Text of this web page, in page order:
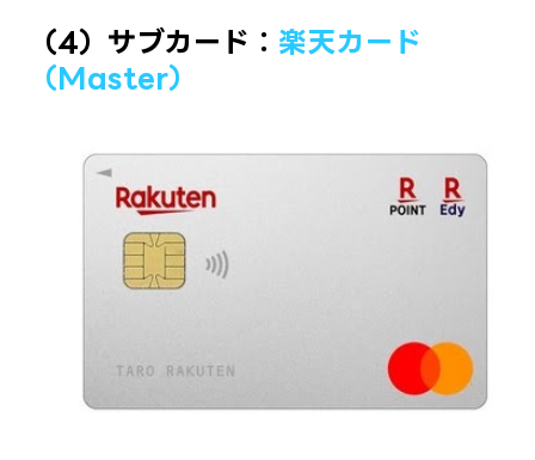
（4）サブカード： 楽天カード
（Master）